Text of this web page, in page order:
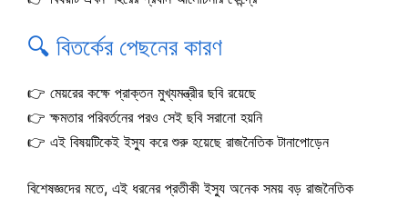
🔍 বিতর্কের পেছনের কারণ
👉 মেয়রের কক্ষে প্রাক্তন মুখ্যমন্ত্রীর ছবি রয়েছে
👉 ক্ষমতার পরিবর্তনের পরও সেই ছবি সরানো হয়নি
👉 এই বিষয়টিকেই ইস্যু করে শুরু হয়েছে রাজনৈতিক টানাপোড়েন
বিশেষজ্ঞদের মতে, এই ধরনের প্রতীকী ইস্যু অনেক সময় বড় রাজনৈতিক